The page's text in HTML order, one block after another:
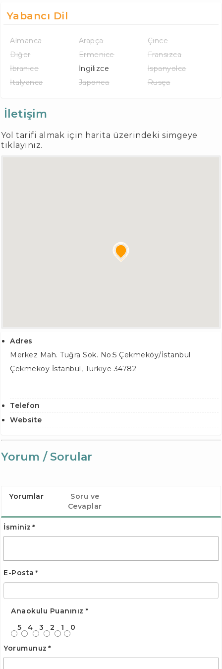
Yabancı Dil
Almanca Arapça
Çince
Diğer
Ermenice
Fransızca
İbranice
İngilizce
İspanyolca
İtalyanca
Japonca Rusça
İletişim
Yol tarifi almak için harita üzerindeki simgeye
tıklayınız.
Adres
Merkez Mah. Tuğra Sok. No:5 Çekmeköy/İstanbul
Çekmeköy İstanbul, Türkiye 34782
Telefon
Website
Yorum / Sorular
Yorumlar
Soru ve
Cevaplar
İsminiz *
E-Posta *
Anaokulu Puanınız *
5
4 3 2 1 0
Yorumunuz *